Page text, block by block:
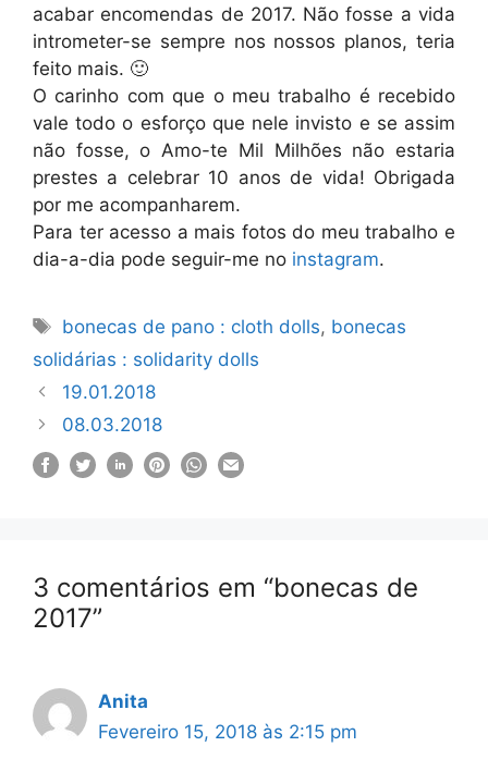
acabar encomendas de 2017. Não fosse a vida
intrometer-se sempre nos nossos planos, teria
feito mais. 🙂
O carinho com que o meu trabalho é recebido
vale todo o esforço que nele invisto e se assim
não fosse, o Amo-te Mil Milhões não estaria
prestes a celebrar 10 anos de vida! Obrigada
por me acompanharem.
Para ter acesso a mais fotos do meu trabalho e
dia-a-dia pode seguir-me no instagram.
Etiquetas
bonecas de pano : cloth dolls, bonecas
solidárias : solidarity dolls
19.01.2018
08.03.2018
3 comentários em “bonecas de
2017”
Anita
Fevereiro 15, 2018 às 2:15 pm